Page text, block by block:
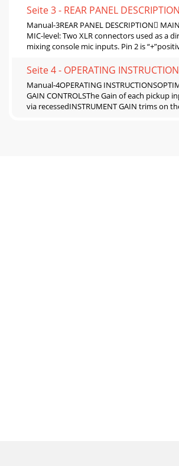
Seite 3 - REAR PANEL DESCRIPTION
Manual-3REAR PANEL DESCRIPTION
MIC-level: Two XLR connectors used as a
mixing console mic inputs. Pin 2 is
Seite 4 - OPERATING
Manual-4OPERATING
GAIN CONTROLSThe Gain of each pickup
via recessedINSTRUMENT GAIN trims on